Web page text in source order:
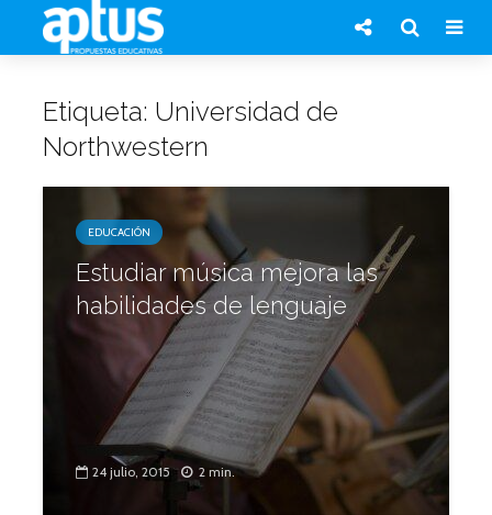
Etiqueta: Universidad de
Northwestern
EDUCACIÓN
Estudiar música mejora las
habilidades de lenguaje
24 julio, 2015 2 min.